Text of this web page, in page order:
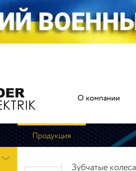
О компании
Продукция
Зубчатые колеса